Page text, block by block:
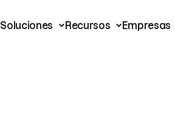
Soluciones Recursos Empresas